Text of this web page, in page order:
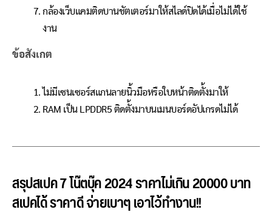
กล้องเว็บแคมติดบานชัตเตอร์มาให้สไลด์ปิดได้เมื่อไม่ได้ใช้
งาน
ข้อสังเกต
ไม่มีเซนเซอร์สแกนลายนิ้วมือหรือใบหน้าติดตั้งมาให้
RAM เป็น LPDDR5 ติดตั้งมาบนเมนบอร์ดอัปเกรดไม่ได้
สรุปสเปค 7 โน๊ตบุ๊ค 2024 ราคาไม่เกิน 20000 บาท
สเปคได้ ราคาดี จ่ายเบาๆ เอาไว้ทำงาน!!